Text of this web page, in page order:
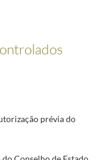
prévia do